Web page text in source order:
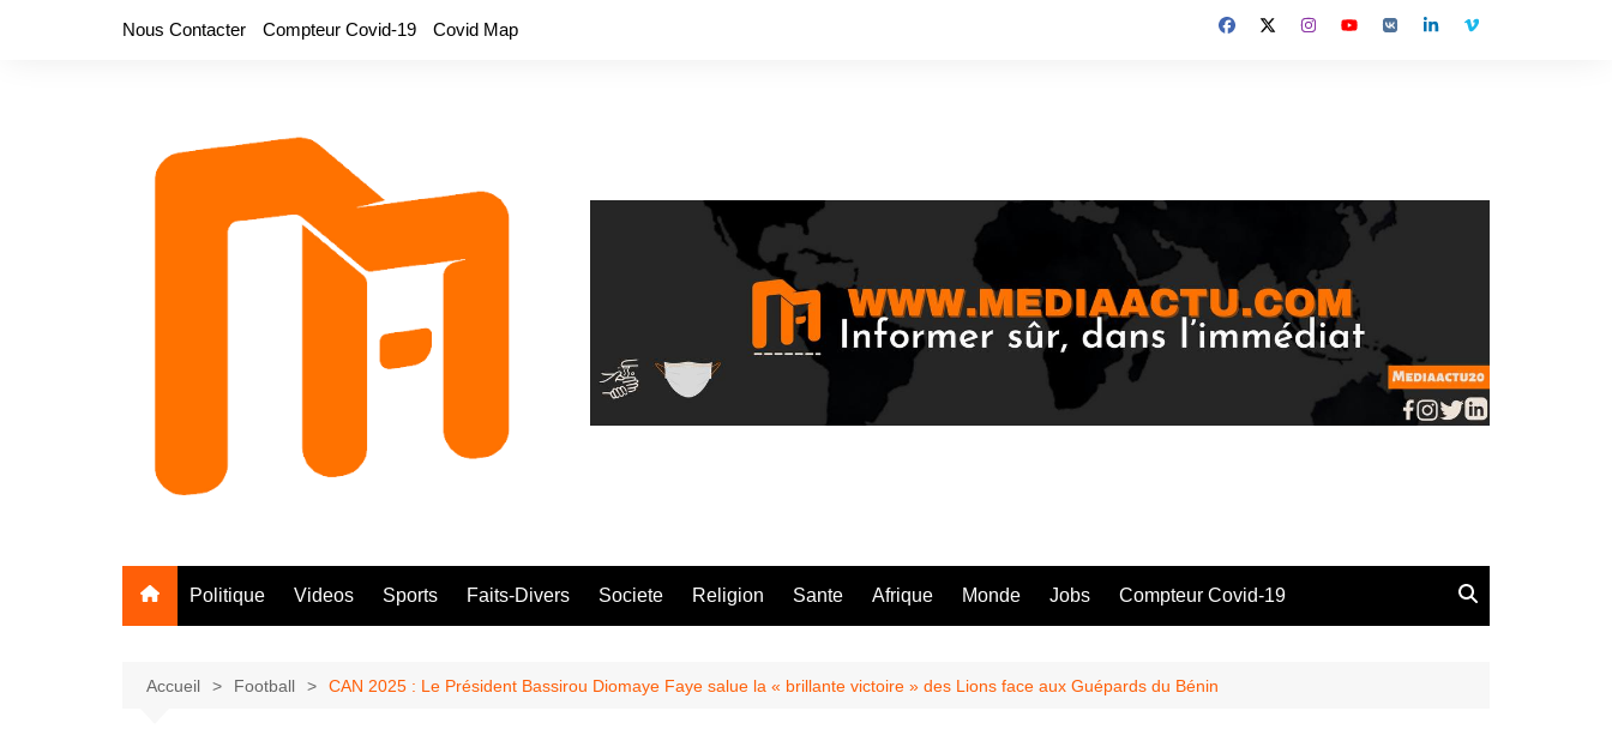
Nous Contacter Compteur Covid-19 Covid Map
Politique Videos Sports Faits-Divers Societe Religion Sante Afrique Monde Jobs Compteur Covid-19
Accueil Football CAN 2025 : Le Président Bassirou Diomaye Faye salue la « brillante victoire » des Lions face aux Guépards du Bénin